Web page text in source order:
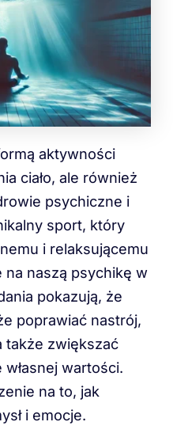
aktywności
ciało, ale również
psychiczne i
sport, który
i relaksującemu
na naszą psychikę w
pokazują, że
poprawiać nastrój,
także zwiększać
wartości.
na to, jak
i emocje.